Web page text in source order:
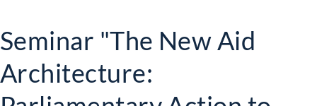
Seminar "The New Aid
Architecture: